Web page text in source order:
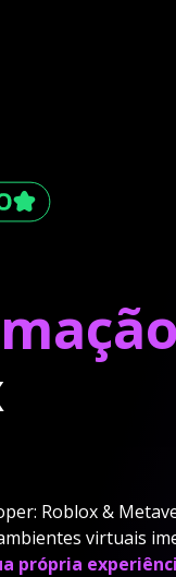
Roblox &
virtuais
própria